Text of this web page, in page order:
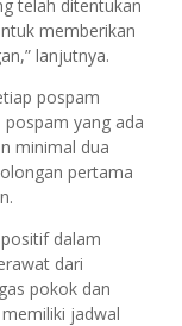
telah ditentukan
memberikan
lanjutnya.
pospam
yang ada
minimal dua
pertama
dalam
dari
pokok dan
jadwal